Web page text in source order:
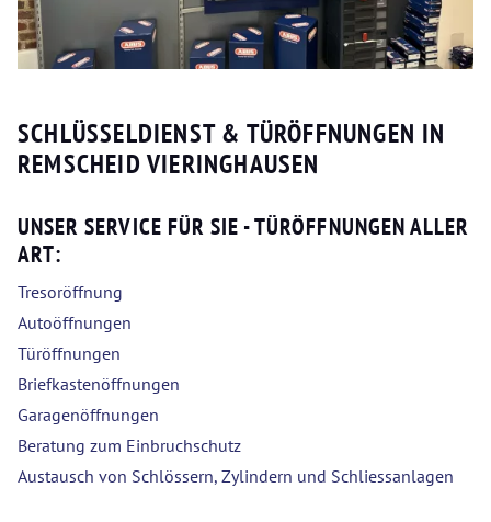
SCHLÜSSELDIENST & TÜRÖFFNUNGEN IN
REMSCHEID VIERINGHAUSEN
UNSER SERVICE FÜR SIE - TÜRÖFFNUNGEN ALLER
ART:
Tresoröffnung
Autoöffnungen
Türöffnungen
Briefkastenöffnungen
Garagenöffnungen
Beratung zum Einbruchschutz
Austausch von Schlössern, Zylindern und Schliessanlagen